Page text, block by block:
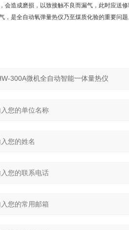
会造成磨损，以致接触不良而漏气，此时应送
，是全自动氧弹量热仪乃至煤质化验的重要问题